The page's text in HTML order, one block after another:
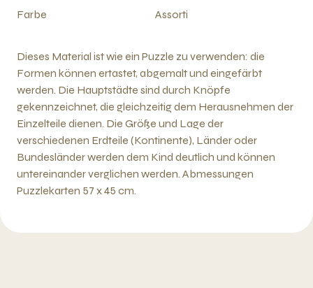
Farbe
Assorti
Dieses Material ist wie ein Puzzle zu verwenden: die
Formen können ertastet, abgemalt und eingefärbt
werden. Die Hauptstädte sind durch Knöpfe
gekennzeichnet, die gleichzeitig dem Herausnehmen der
Einzelteile dienen. Die Größe und Lage der
verschiedenen Erdteile (Kontinente), Länder oder
Bundesländer werden dem Kind deutlich und können
untereinander verglichen werden. Abmessungen
Puzzlekarten 57 x 45 cm.